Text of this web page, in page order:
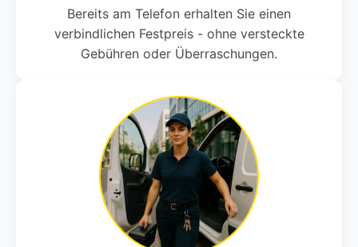
Bereits am Telefon erhalten Sie einen
verbindlichen Festpreis - ohne versteckte
Gebühren oder Überraschungen.